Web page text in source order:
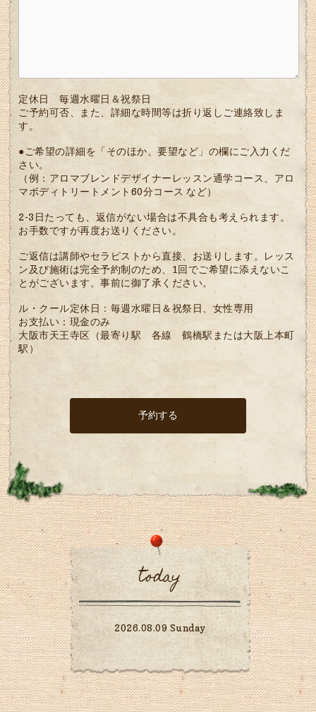
定休日 毎週水曜日＆祝祭日
ご予約可否、また、詳細な時間等は折り返しご連絡致しま
す。
●ご希望の詳細を「そのほか、要望など」の欄にご入力くだ
さい。
（例：アロマブレンドデザイナーレッスン通学コース、アロ
マボディトリートメント60分コース など）
2-3日たっても、返信がない場合は不具合も考えられます。
お手数ですが再度お送りください。
ご返信は講師やセラピストから直接、お送りします。レッス
ン及び施術は完全予約制のため、1回でご希望に添えないこ
とがございます。事前に御了承ください。
ル・クール定休日：毎週水曜日＆祝祭日、女性専用
お支払い：現金のみ
大阪市天王寺区（最寄り駅 各線 鶴橋駅または大阪上本町
駅）
today
2026.08.09 Sunday